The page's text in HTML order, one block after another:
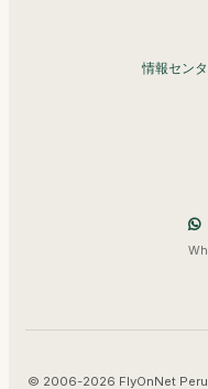
情報セン
© 2006-2026 FlyOnNet Peru